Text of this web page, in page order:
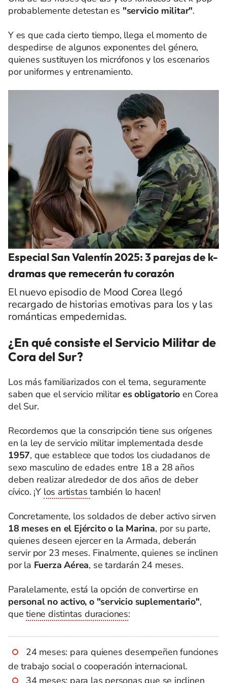
probablemente detestan es "servicio militar".
Y es que cada cierto tiempo, llega el momento de
despedirse de algunos exponentes del género,
quienes sustituyen los micrófonos y los escenarios
por uniformes y entrenamiento.
Especial San Valentín 2025: 3 parejas de k-
dramas que remecerán tu corazón
El nuevo episodio de Mood Corea llegó
recargado de historias emotivas para los y las
románticas empedernidas.
¿En qué consiste el Servicio Militar de
Cora del Sur?
Los más familiarizados con el tema, seguramente
saben que el servicio militares obligatorio en Corea
del Sur.
Recordemos que la conscripción tiene sus orígenes
en la ley de servicio militar implementada desde
1957, que establece que todos los ciudadanos de
sexo masculino de edades entre 18 a 28 años
deben realizar alrededor de dos años de deber
cívico. ¡Y los artistastambién lo hacen!
Concretamente, los soldados de deber activo sirven
18 meses en el Ejército o la Marina, por su parte,
quienes deseen ejercer en la Armada, deberán
servir por 23 meses. Finalmente, quienes se inclinen
por la Fuerza Aérea, se tardarán 24 meses.
Paralelamente, está la opción de convertirse en
personal no activo, o "servicio suplementario",
quetiene distintas duraciones:
24 meses: para quienes desempeñen funciones
de trabajo social o cooperación internacional.
34 meses: para las personas que se inclinen